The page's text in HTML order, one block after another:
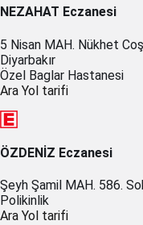
NEZAHAT Eczanesi
5 Nisan MAH. Nükhet
Diyarbakır
Özel Baglar Hastanesi
Ara Yol tarifi
ÖZDENİZ Eczanesi
Şeyh Şamil MAH. 586.
Polikinlik
Ara Yol tarifi